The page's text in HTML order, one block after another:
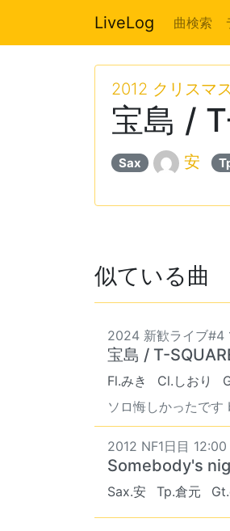
LiveLog 曲検索
2012 クリスマ
宝島 /
Sax 安
似ている曲
2024 新歓ライブ#4
宝島 / T-
Fl.みき Cl.しおり
ソロ悔しかったです
2012 NF1日目 12:00
Somebody's
Sax.安 Tp.倉元